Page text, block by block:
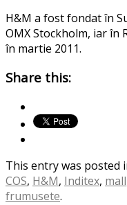
H&M a fost fondat în
OMX Stockholm, iar în
în martie 2011.
Share this:
This entry was posted
COS, H&M, Inditex, mall
frumusete.